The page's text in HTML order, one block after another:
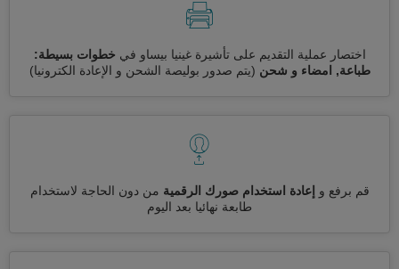
اختصار عملية التقديم على تأشيرة غينيا بيساو في خطوات بسيطة:
طباعة, امضاء و شحن (يتم صدور بوليصة الشحن و الإعادة الكترونيا)
قم برفع و إعادة استخدام صورك الرقمية من دون الحاجة لاستخدام
طابعة نهائيا بعد اليوم